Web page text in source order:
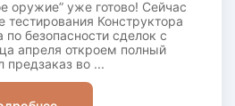
оружие” уже готово! Сейчас
Конструктора
по безопасности сделок с
апреля откроем полный
предзаказ во ...